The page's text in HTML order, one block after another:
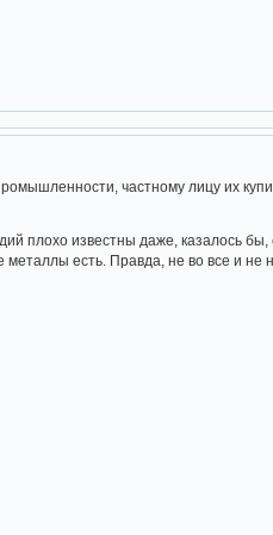
частному лицу их
плохо известны даже, казалось бы,
металлы есть. Правда, не во все и не